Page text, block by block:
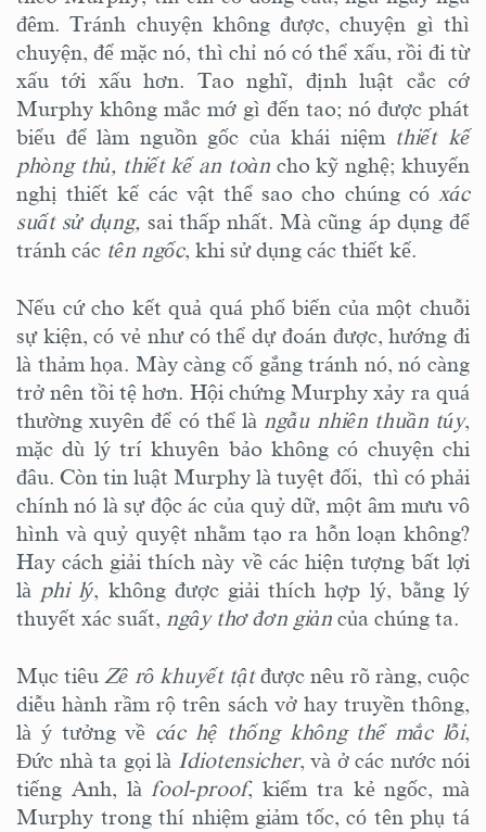
đêm. Tránh chuyện không được, chuyện gì thì
chuyện, để mặc nó, thì chỉ nó có thể xấu, rồi đi từ
xấu tới xấu hơn. Tao nghĩ, định luật cắc cớ
Murphy không mắc mớ gì đến tao; nó được phát
biểu để làm nguồn gốc của khái niệm thiết kế
phòng thủ, thiết kế an toàncho kỹ nghệ; khuyến
nghị thiết kế các vật thể sao cho chúng có xác
suất sử dụng, sai thấp nhất. Mà cũng áp dụng để
tránh các tên ngốc, khi sử dụng các thiết kế.
Nếu cứ cho kết quả quá phổ biến của một chuỗi
sự kiện, có vẻ như có thể dự đoán được, hướng đi
là thảm họa. Mày càng cố gắng tránh nó, nó càng
trở nên tồi tệ hơn. Hội chứng Murphy xảy ra quá
thường xuyên để có thể là ngẫu nhiên thuần túy,
mặc dù lý trí khuyên bảo không có chuyện chi
đâu. Còn tin luật Murphy là tuyệt đối, thì có phải
chính nó là sự độc ác của quỷ dữ, một âm mưu vô
hình và quỷ quyệt nhằm tạo ra hỗn loạn không?
Hay cách giải thích này về các hiện tượng bất lợi
là phi lý, không được giải thích hợp lý, bằng lý
thuyết xác suất, ngây thơ đơn giản của chúng ta.
Mục tiêu Zê rô khuyết tậtđược nêu rõ ràng, cuộc
diễu hành rầm rộ trên sách vở hay truyền thông,
là ý tưởng về các hệ thống không thể mắc lỗi,
Đức nhà ta gọi là Idiotensicher, và ở các nước nói
tiếng Anh, là fool-proof, kiểm tra kẻ ngốc, mà
Murphy trong thí nhiệm giảm tốc, có tên phụ tá